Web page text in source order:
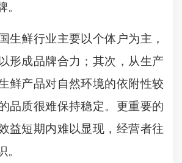
。
生鲜行业主要以个体户为主，
形成品牌合力；其次，从生产
鲜产品对自然环境的依附性较
品质很难保持稳定。更重要的
益短期内难以显现，经营者往
。